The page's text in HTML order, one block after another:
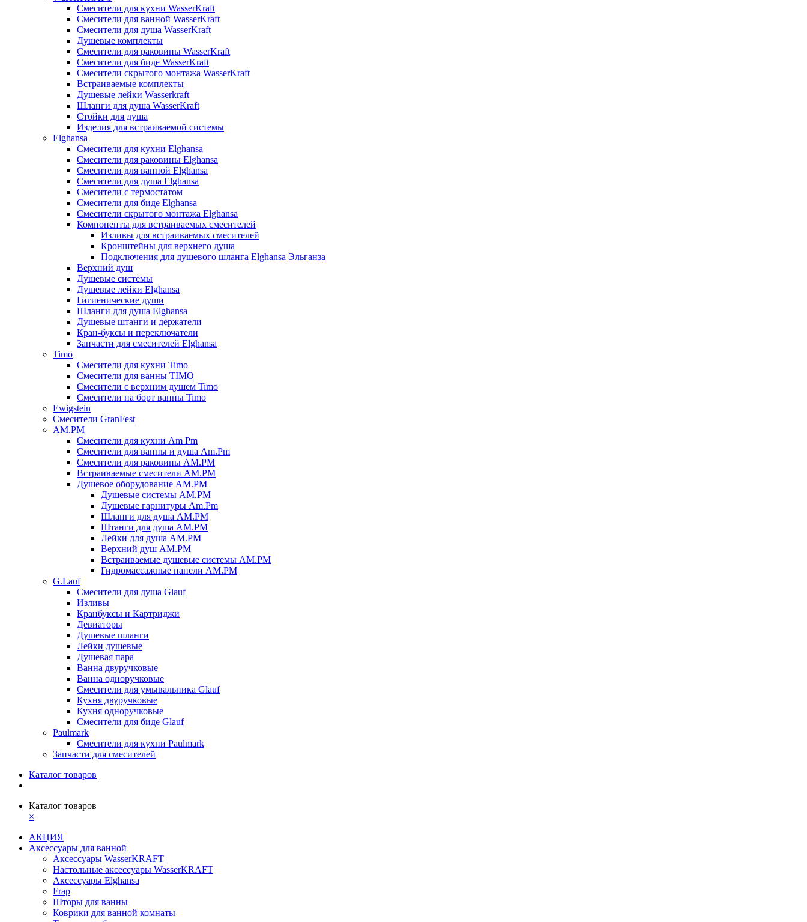
Смесители для кухни WasserKraft
Смесители для ванной WasserKraft
Смесители для душа WasserKraft
Душевые комплекты
Смесители для раковины WasserKraft
Смесители для биде WasserKraft
Смесители скрытого монтажа WasserKraft
Встраиваемые комплекты
Душевые лейки Wasserkraft
Шланги для душа WasserKraft
Стойки для душа
Изделия для встраиваемой системы
Elghansa
Смесители для кухни Elghansa
Смесители для раковины Elghansa
Смесители для ванной Elghansa
Смесители для душа Elghansa
Смесители с термостатом
Смесители для биде Elghansa
Смесители скрытого монтажа Elghansa
Компоненты для встраиваемых смесителей
Изливы для встраиваемых смесителей
Кронштейны для верхнего душа
Подключения для душевого шланга Elghansa Эльганза
Верхний душ
Душевые системы
Душевые лейки Elghansa
Гигиенические души
Шланги для душа Elghansa
Душевые штанги и держатели
Кран-буксы и переключатели
Запчасти для смесителей Elghansa
Timo
Смесители для кухни Timo
Смесители для ванны TIMO
Смесители с верхним душем Timo
Смесители на борт ванны Timo
Ewigstein
Смесители GranFest
AM.PM
Смесители для кухни Am Pm
Смесители для ванны и душа Am.Pm
Смесители для раковины AM.PM
Встраиваемые смесители AM.PM
Душевое оборудование AM.PM
Душевые системы AM.PM
Душевые гарнитуры Am.Pm
Шланги для душа AM.PM
Штанги для душа AM.PM
Лейки для душа AM.PM
Верхний душ AM.PM
Встраиваемые душевые системы AM.PM
Гидромассажные панели AM.PM
G.Lauf
Смесители для душа Glauf
Изливы
Кранбуксы и Картриджи
Девиаторы
Душевые шланги
Лейки душевые
Душевая пара
Ванна двуручковые
Ванна одноручковые
Смесители для умывальника Glauf
Кухня двуручковые
Кухня одноручковые
Смесители для биде Glauf
Paulmark
Смесители для кухни Paulmark
Запчасти для смесителей
Каталог товаров
Каталог товаров
×
АКЦИЯ
Аксессуары для ванной
Аксессуары WasserKRAFT
Настольные аксессуары WasserKRAFT
Аксессуары Elghansa
Frap
Шторы для ванны
Коврики для ванной комнаты